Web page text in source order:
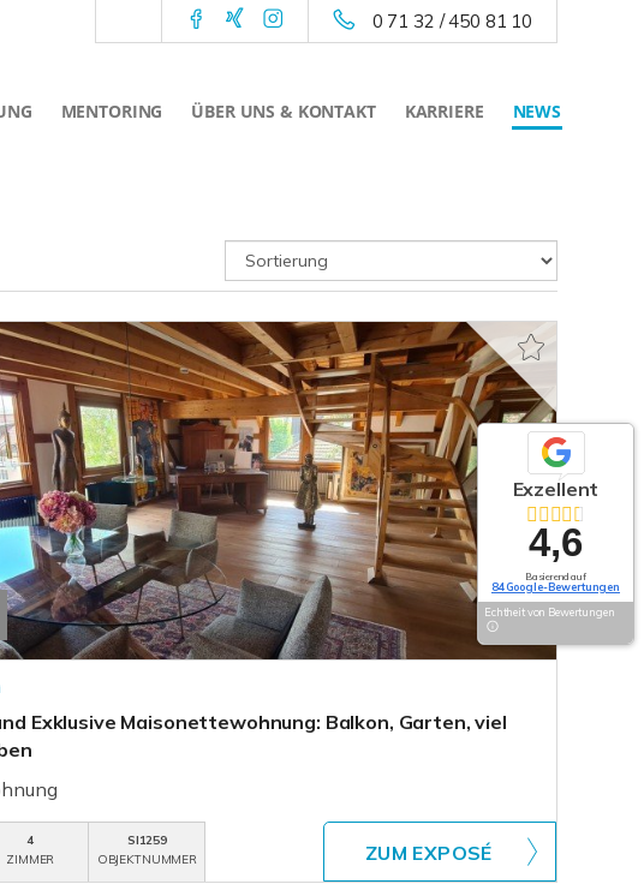
0 71 32 / 450 81 10
MENTORING ÜBER UNS & KONTAKT KARRIERE NEWS
Exklusive Maisonettewohnung: Balkon, Garten, viel
4
ZIMMER
SI1259
OBJEKTNUMMER
ZUM EXPOSÉ
Exzellent
4,6
Basierend auf
84 Google-Bewertungen
Echtheit von Bewertungen